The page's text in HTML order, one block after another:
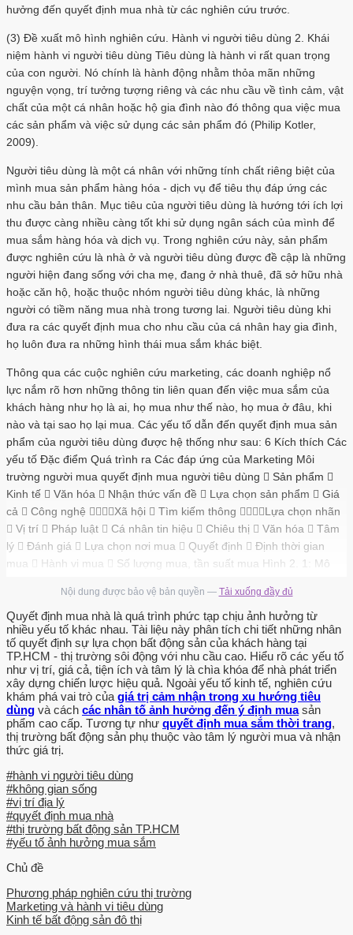
hưởng đến quyết định mua nhà từ các nghiên cứu trước.
(3) Đề xuất mô hình nghiên cứu. Hành vi người tiêu dùng 2. Khái
niệm hành vi người tiêu dùng Tiêu dùng là hành vi rất quan trọng
của con người. Nó chính là hành động nhằm thỏa mãn những
nguyện vọng, trí tưởng tượng riêng và các nhu cầu về tình cảm, vật
chất của một cá nhân hoặc hộ gia đình nào đó thông qua việc mua
các sản phẩm và việc sử dụng các sản phẩm đó (Philip Kotler,
2009).
Người tiêu dùng là một cá nhân với những tính chất riêng biệt của
mình mua sản phẩm hàng hóa - dịch vụ để tiêu thụ đáp ứng các
nhu cầu bản thân. Mục tiêu của người tiêu dùng là hướng tới ích lợi
thu được càng nhiều càng tốt khi sử dụng ngân sách của mình để
mua sắm hàng hóa và dịch vụ. Trong nghiên cứu này, sản phẩm
được nghiên cứu là nhà ở và người tiêu dùng được đề cập là những
người hiện đang sống với cha mẹ, đang ở nhà thuê, đã sở hữu nhà
hoặc căn hộ, hoặc thuộc nhóm người tiêu dùng khác, là những
người có tiềm năng mua nhà trong tương lai. Người tiêu dùng khi
đưa ra các quyết định mua cho nhu cầu của cá nhân hay gia đình,
họ luôn đưa ra những hình thái mua sắm khác biệt.
Thông qua các cuộc nghiên cứu marketing, các doanh nghiệp nổ
lực nắm rõ hơn những thông tin liên quan đến việc mua sắm của
khách hàng như họ là ai, họ mua như thế nào, họ mua ở đâu, khi
nào và tại sao họ lại mua. Các yếu tố dẫn đến quyết định mua sản
phẩm của người tiêu dùng được hệ thống như sau: 6 Kích thích Các
yếu tố Đặc điểm Quá trình ra Các đáp ứng của Marketing Môi
trường người mua quyết định mua người tiêu dùng  Sản phẩm 
Kinh tế  Văn hóa  Nhận thức vấn đề  Lựa chọn sản phẩm  Giá
cả  Công nghệ Xã hội  Tìm kiếm thông Lựa chọn nhãn
 Vị trí  Pháp luật  Cá nhân tin hiệu  Chiêu thị  Văn hóa  Tâm
lý  Đánh giá  Lựa chọn nơi mua  Quyết định  Định thời gian
mua  Hành vi mua  Số lượng mua, tần suất mua Hình 2. 1: Mô
hành vi người tiêu dùng của Philip Kotler (2009) chỉ ra rằng các yếu
tố marketing và các yếu tố môi trường sẽ tác động vào ý thức của
người tiêu dùng, tại đó chúng sẽ chuyển thành những đáp ứng cần
thiết của người mua. Tuy nhiên, do người mua luôn có những đặc
điểm và quá trình ra quyết định mua khác nhau nên sẽ làm cho
người mua có những đáp ứng và hành vi mua khác nhau.
Quyết định mua sản phẩm của người tiêu dùng Bên cạnh việc tạo
ra những ảnh hưởng khác nhau đến người mua, người làm
marketing còn phải tìm hiểu xem người tiêu dùng thực tế đã thông
người thông qua quyết định mua sản phẩm, các kiểu quyết định
mua sản phẩm và các bước của quá trình thông qua quyết định
mua sản phẩm. Vai trò của những người tham gia trong việc mua
sản phẩm Để nhận biết ai là người thông qua quyết định mua sản
phẩm, người ta phân biệt năm vai trò của người tham gia trong một
quyết định mua sản phẩm bao gồm: người chủ xướng (người đầu
tiên nêu lên ý tưởng mua một sản phẩm hay dịch vụ cụ thể), người
có ảnh hưởng (người có quan điểm hay y kiến có ảnh hưởng đến
quyết định), người quyết định (người quyết định mọi yếu tố trong
Nội dung được bảo vệ bản quyền — Tải xuống đầy đủ
Quyết định mua nhà là quá trình phức tạp chịu ảnh hưởng từ
nhiều yếu tố khác nhau. Tài liệu này phân tích chi tiết những nhân
tố quyết định sự lựa chọn bất động sản của khách hàng tại
TP.HCM - thị trường sôi động với nhu cầu cao. Hiểu rõ các yếu tố
như vị trí, giá cả, tiện ích và tâm lý là chìa khóa để nhà phát triển
xây dựng chiến lược hiệu quả. Ngoài yếu tố kinh tế, nghiên cứu
khám phá vai trò củagiá trị cảm nhận trong xu hướng tiêu
dùng và cách các nhân tố ảnh hưởng đến ý định muasản
phẩm cao cấp. Tương tự như quyết định mua sắm thời trang,
thị trường bất động sản phụ thuộc vào tâm lý người mua và nhận
thức giá trị.
#hành vi người tiêu dùng
#không gian sống
#vị trí địa lý
#quyết định mua nhà
#thị trường bất động sản TP.HCM
#yếu tố ảnh hưởng mua sắm
Chủ đề
Phương pháp nghiên cứu thị trường
Marketing và hành vi tiêu dùng
Kinh tế bất động sản đô thị